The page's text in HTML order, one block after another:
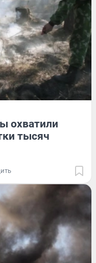
охватили
тысяч